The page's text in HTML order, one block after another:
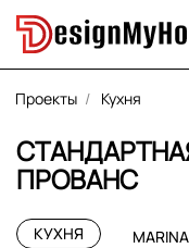
Проекты Кухня
ПРОВАНС
КУХНЯ